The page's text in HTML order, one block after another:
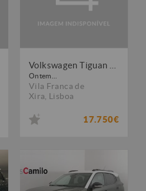
Ontem...
Vila Franca de
Xira Lisboa
17.750€